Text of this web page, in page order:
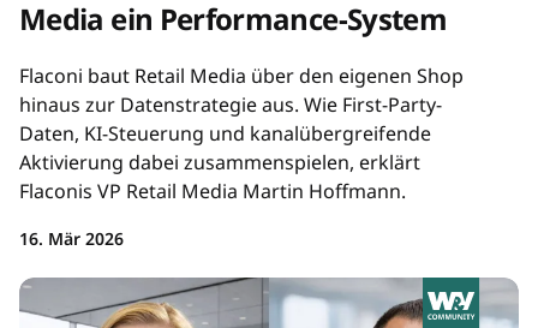
Media ein Performance-System
Flaconi baut Retail Media über den eigenen Shop
hinaus zur Datenstrategie aus. Wie First-Party-
Daten, KI-Steuerung und kanalübergreifende
Aktivierung dabei zusammenspielen, erklärt
Flaconis VP Retail Media Martin Hoffmann.
16. Mär 2026